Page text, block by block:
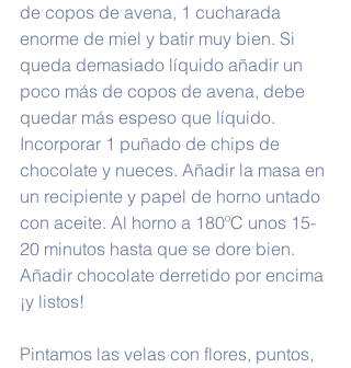
de copos de avena, 1 cucharada
enorme de miel y batir muy bien. Si
queda demasiado líquido añadir un
poco más de copos de avena, debe
quedar más espeso que líquido.
Incorporar 1 puñado de chips de
chocolate y nueces. Añadir la masa en
un recipiente y papel de horno untado
con aceite. Al horno a 180ºC unos 15-
20 minutos hasta que se dore bien.
Añadir chocolate derretido por encima
¡y listos!
Pintamos las velas con flores, puntos,